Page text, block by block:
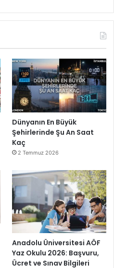
Dünyanın En Büyük
Şehirlerinde Şu An Saat
Kaç
2 Temmuz 2026
Anadolu Üniversitesi AÖF
Yaz Okulu 2026: Başvuru,
Ücret ve Sınav Bilgileri